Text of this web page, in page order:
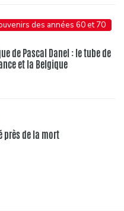
des années 60 et 70
de Pascal Danel : le tube de
et la Belgique
près de la mort